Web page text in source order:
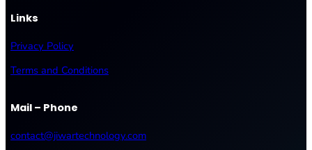
Links
Privacy Policy
Terms and Conditions
Mail – Phone
contact@jiwartechnology.com